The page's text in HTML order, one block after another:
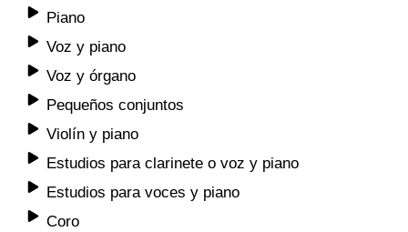
Piano
Voz y piano
Voz y órgano
Pequeños conjuntos
Violín y piano
Estudios para clarinete o voz y piano
Estudios para voces y piano
Coro